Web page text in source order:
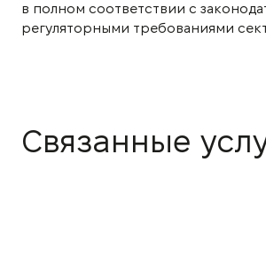
в полном соответствии с
регуляторными требованиями
Связанные